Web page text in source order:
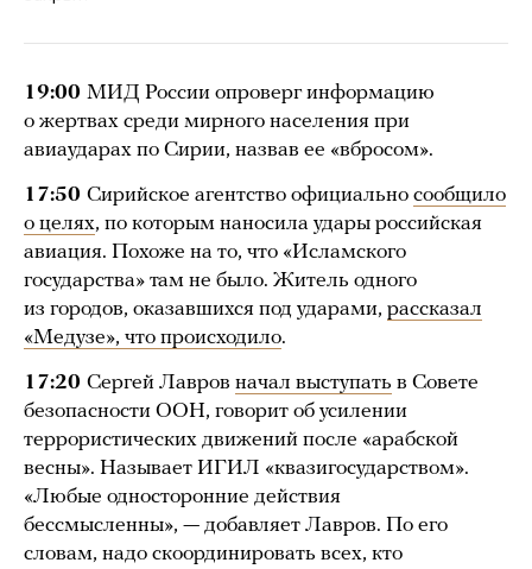
19:00 МИД России опроверг информацию
о жертвах среди мирного населения при
авиаударах по Сирии, назвав ее «вбросом».
17:50 Сирийское агентство официально сообщило
о целях, по которым наносила удары российская
авиация. Похоже на то, что «Исламского
государства» там не было. Житель одного
из городов, оказавшихся под ударами, рассказал
«Медузе», что происходило.
17:20 Сергей Лавров начал выступать в Совете
безопасности ООН, говорит об усилении
террористических движений после «арабской
весны». Называет ИГИЛ «квазигосударством».
«Любые односторонние действия
бессмысленны», — добавляет Лавров. По его
словам, надо скоординировать всех, кто